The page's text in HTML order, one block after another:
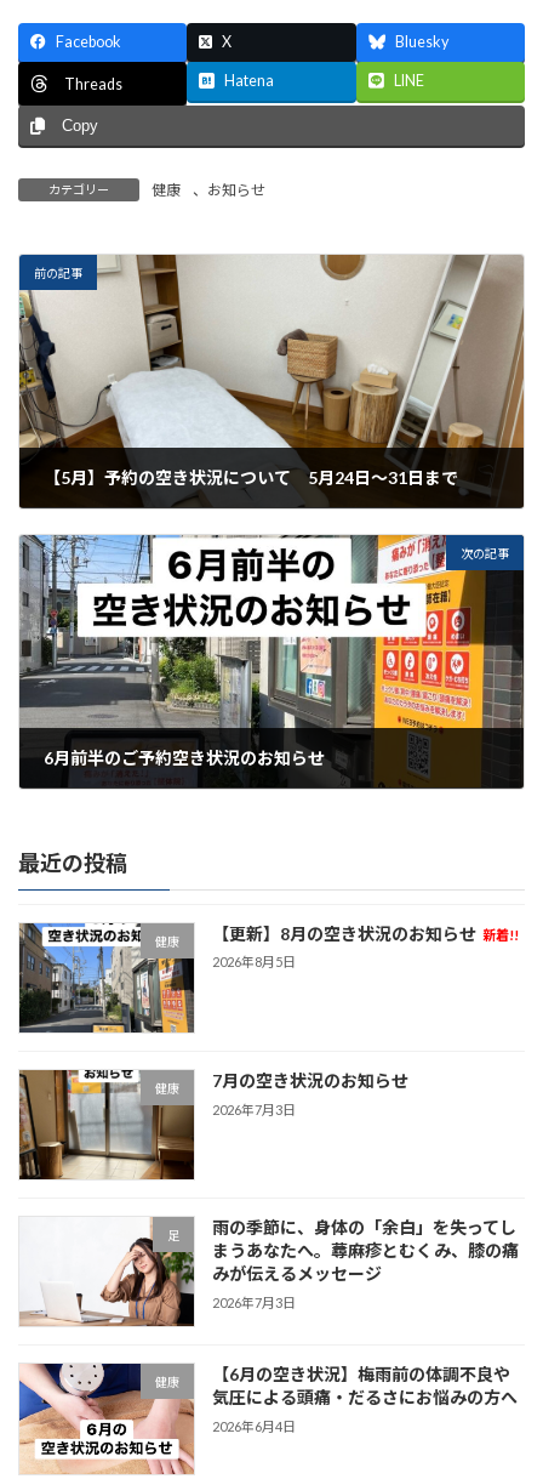
Facebook X Bluesky
Threads Hatena LINE
Copy
カテゴリー 健康 、 お知らせ
前の記事
【5月】予約の空き状況について 5月24日～31日まで
次の記事
6月前半のご予約空き状況のお知らせ
最近の投稿
健康 【更新】8月の空き状況のお知らせ 新着!!
2026年8月5日
健康 7月の空き状況のお知らせ
2026年7月3日
足
雨の季節に、身体の「余白」を失ってし
まうあなたへ。蕁麻疹とむくみ、膝の痛
みが伝えるメッセージ
2026年7月3日
健康
【6月の空き状況】梅雨前の体調不良や
気圧による頭痛・だるさにお悩みの方へ
2026年6月4日